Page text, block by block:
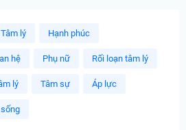
lý Hạnh phúc
hệ Phụ nữ Rối loạn tâm lý
lý Tâm sự Áp lực